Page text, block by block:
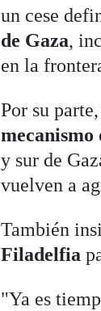
un cese
de Gaza,
en la
Por su
y sur de
vuelven a
También
Filadelfia
"Ya es